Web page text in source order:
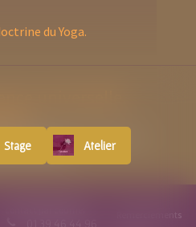
du Yoga.
complémentaire de la matière
duSāmkhya
Remerciements
Stage Atelier